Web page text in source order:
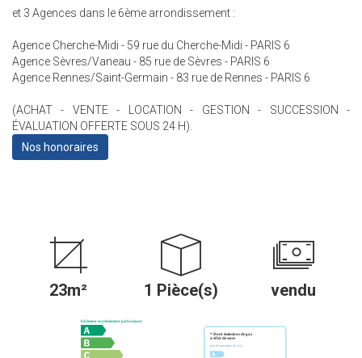
et 3 Agences dans le 6ème arrondissement :
Agence Cherche-Midi - 59 rue du Cherche-Midi - PARIS 6
Agence Sèvres/Vaneau - 85 rue de Sèvres - PARIS 6
Agence Rennes/Saint-Germain - 83 rue de Rennes - PARIS 6
(ACHAT - VENTE - LOCATION - GESTION - SUCCESSION -
ÉVALUATION OFFERTE SOUS 24 H).
Nos honoraires
23m² 1 Pièce(s) vendu